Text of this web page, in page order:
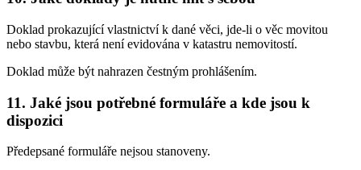
Doklad prokazující vlastnictví k dané věci, jde-li o věc movitou
nebo stavbu, která není evidována v katastru nemovitostí.
Doklad může být nahrazen čestným prohlášením.
11. Jaké jsou potřebné formuláře a kde jsou k
dispozici
Předepsané formuláře nejsou stanoveny.